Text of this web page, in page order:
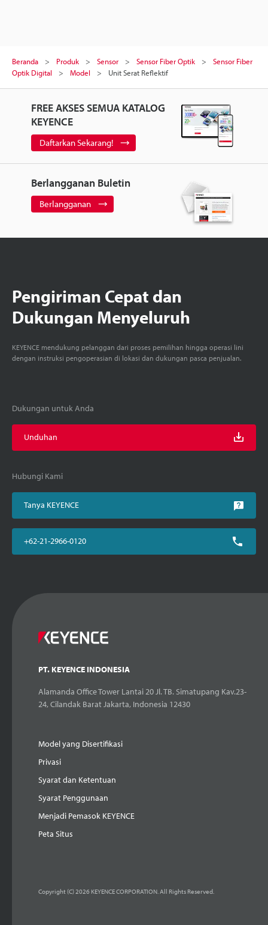
Beranda Produk Sensor Sensor Fiber Optik
Sensor Fiber
Optik Digital
Model Unit Serat Reflektif
FREE AKSES SEMUA KATALOG
KEYENCE
Daftarkan Sekarang!
Berlangganan Buletin
Berlangganan
Pengiriman Cepat dan
Dukungan Menyeluruh
KEYENCE mendukung pelanggan dari proses pemilihan hingga operasi lini
dengan instruksi pengoperasian di lokasi dan dukungan pasca penjualan.
Dukungan untuk Anda
Unduhan
Hubungi Kami
Tanya KEYENCE
+62-21-2966-0120
PT. KEYENCE INDONESIA
Alamanda Office Tower Lantai 20 Jl. TB. Simatupang Kav.23-
24, Cilandak Barat Jakarta, Indonesia 12430
Model yang Disertifikasi
Privasi
Syarat dan Ketentuan
Syarat Penggunaan
Menjadi Pemasok KEYENCE
Peta Situs
Copyright (C) 2026 KEYENCE CORPORATION. All Rights Reserved.